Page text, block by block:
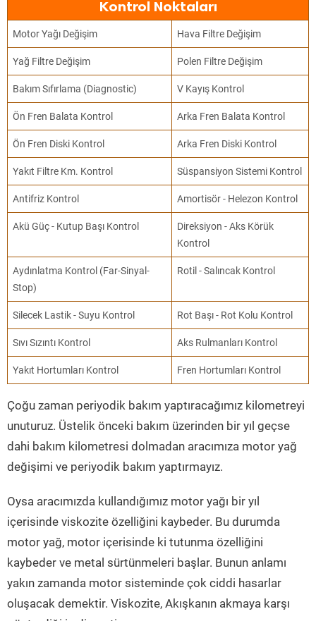
Kontrol Noktaları
Motor Yağı Değişim Hava Filtre Değişim
Yağ Filtre Değişim Polen Filtre Değişim
Bakım Sıfırlama (Diagnostic) V Kayış Kontrol
Ön Fren Balata Kontrol Arka Fren Balata Kontrol
Ön Fren Diski Kontrol Arka Fren Diski Kontrol
Yakıt Filtre Km. Kontrol Süspansiyon Sistemi Kontrol
Antifriz Kontrol Amortisör - Helezon Kontrol
Akü Güç - Kutup Başı Kontrol
Direksiyon - Aks Körük
Kontrol
Aydınlatma Kontrol (Far-Sinyal-
Stop)
Rotil - Salıncak Kontrol
Silecek Lastik - Suyu Kontrol Rot Başı - Rot Kolu Kontrol
Sıvı Sızıntı Kontrol Aks Rulmanları Kontrol
Yakıt Hortumları Kontrol Fren Hortumları Kontrol
Çoğu zaman periyodik bakım yaptıracağımız kilometreyi
unuturuz. Üstelik önceki bakım üzerinden bir yıl geçse
dahi bakım kilometresi dolmadan aracımıza motor yağ
değişimi ve periyodik bakım yaptırmayız.
Oysa aracımızda kullandığımız motor yağı bir yıl
içerisinde viskozite özelliğini kaybeder. Bu durumda
motor yağ, motor içerisinde ki tutunma özelliğini
kaybeder ve metal sürtünmeleri başlar. Bunun anlamı
yakın zamanda motor sisteminde çok ciddi hasarlar
oluşacak demektir. Viskozite, Akışkanın akmaya karşı